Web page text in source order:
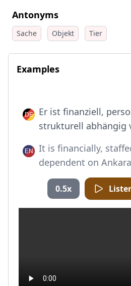
Antonyms
Sache Objekt Tier
Examples
Er ist finanziell,
strukturell abhängig
It is financially,
dependent on
0.5x